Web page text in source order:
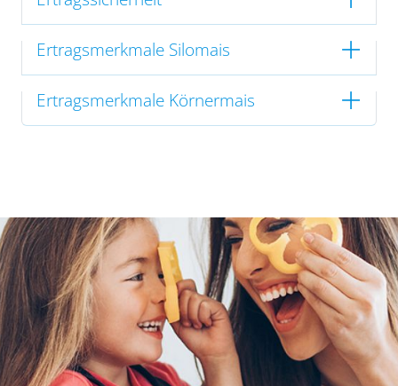
Ertragsmerkmale Silomais
Ertragsmerkmale Körnermais